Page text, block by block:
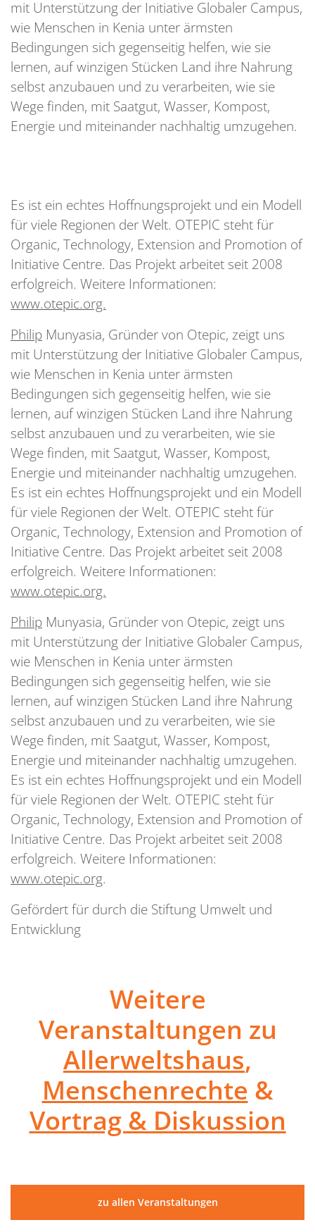
mit Unterstützung der Initiative Globaler Campus,
wie Menschen in Kenia unter ärmsten
Bedingungen sich gegenseitig helfen, wie sie
lernen, auf winzigen Stücken Land ihre Nahrung
selbst anzubauen und zu verarbeiten, wie sie
Wege finden, mit Saatgut, Wasser, Kompost,
Energie und miteinander nachhaltig umzugehen.
Es ist ein echtes Hoffnungsprojekt und ein Modell
für viele Regionen der Welt. OTEPIC steht für
Organic, Technology, Extension and Promotion of
Initiative Centre. Das Projekt arbeitet seit 2008
erfolgreich. Weitere Informationen:
www.otepic.org.
Philip Munyasia, Gründer von Otepic, zeigt uns
mit Unterstützung der Initiative Globaler Campus,
wie Menschen in Kenia unter ärmsten
Bedingungen sich gegenseitig helfen, wie sie
lernen, auf winzigen Stücken Land ihre Nahrung
selbst anzubauen und zu verarbeiten, wie sie
Wege finden, mit Saatgut, Wasser, Kompost,
Energie und miteinander nachhaltig umzugehen.
Es ist ein echtes Hoffnungsprojekt und ein Modell
für viele Regionen der Welt. OTEPIC steht für
Organic, Technology, Extension and Promotion of
Initiative Centre. Das Projekt arbeitet seit 2008
erfolgreich. Weitere Informationen:
www.otepic.org.
Philip Munyasia, Gründer von Otepic, zeigt uns
mit Unterstützung der Initiative Globaler Campus,
wie Menschen in Kenia unter ärmsten
Bedingungen sich gegenseitig helfen, wie sie
lernen, auf winzigen Stücken Land ihre Nahrung
selbst anzubauen und zu verarbeiten, wie sie
Wege finden, mit Saatgut, Wasser, Kompost,
Energie und miteinander nachhaltig umzugehen.
Es ist ein echtes Hoffnungsprojekt und ein Modell
für viele Regionen der Welt. OTEPIC steht für
Organic, Technology, Extension and Promotion of
Initiative Centre. Das Projekt arbeitet seit 2008
erfolgreich. Weitere Informationen:
www.otepic.org.
Gefördert für durch die Stiftung Umwelt und
Entwicklung
Weitere
Veranstaltungen zu
Allerweltshaus,
Menschenrechte &
Vortrag & Diskussion
zu allen Veranstaltungen